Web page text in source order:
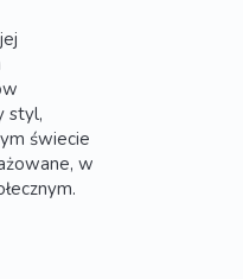
styl,
świecie
w